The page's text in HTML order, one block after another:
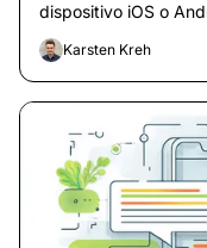
dispositivo iOS o
Karsten Kreh